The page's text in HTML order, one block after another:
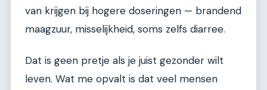
van krijgen bij hogere doseringen — brandend
maagzuur, misselijkheid, soms zelfs diarree.
Dat is geen pretje als je juist gezonder wilt
leven. Wat me opvalt is dat veel mensen